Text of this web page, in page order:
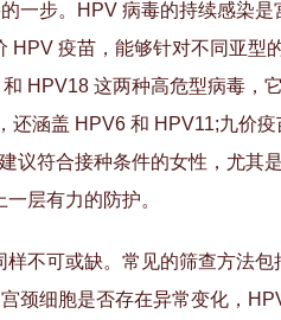
一步。HPV 病毒的持续感染
HPV 疫苗，能够针对不同亚型
HPV18 这两种高危型病毒，
还涵盖 HPV6 和 HPV11;九价疫
议符合接种条件的女性，尤其
层有力的防护。
样不可或缺。常见的筛查方法
颈细胞是否存在异常变化，